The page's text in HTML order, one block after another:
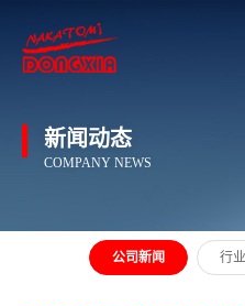
新闻动态
COMPANY NEWS
公司新闻 行